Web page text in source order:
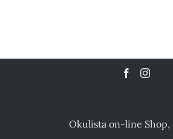
Okulista on-line Shop,